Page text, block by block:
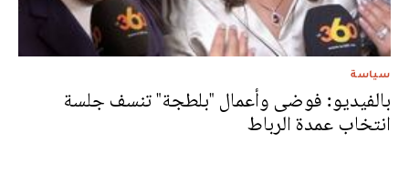
سياسة
بالفيديو: فوضى وأعمال "بلطجة" تنسف جلسة
انتخاب عمدة الرباط